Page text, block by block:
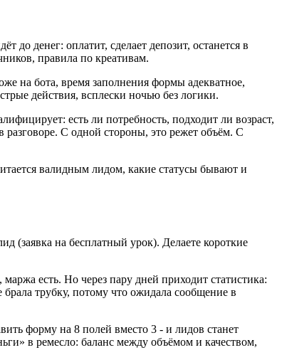
до денег: оплатит, сделает депозит, останется в
правила по креативам.
на бота, время заполнения формы адекватное,
действия, всплески ночью без логики.
есть ли потребность, подходит ли возраст,
разговоре. С одной стороны, это режет объём. С
валидным лидом, какие статусы бывают и
(заявка на бесплатный урок). Делаете короткие
есть. Но через пару дней приходит статистика:
трубку, потому что ожидала сообщение в
форму на 8 полей вместо 3 - и лидов станет
в ремесло: баланс между объёмом и качеством,